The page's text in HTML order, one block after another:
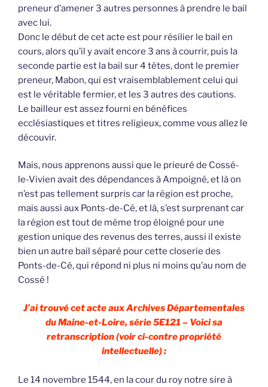
preneur d’amener 3 autres personnes à prendre le bail
avec lui.
Donc le début de cet acte est pour résilier le bail en
cours, alors qu’il y avait encore 3 ans à courrir, puis la
seconde partie est la bail sur 4 têtes, dont le premier
preneur, Mabon, qui est vraisemblablement celui qui
est le véritable fermier, et les 3 autres des cautions.
Le bailleur est assez fourni en bénéfices
ecclésiastiques et titres religieux, comme vous allez le
découvir.
Mais, nous apprenons aussi que le prieuré de Cossé-
le-Vivien avait des dépendances à Ampoigné, et là on
n’est pas tellement surpris car la région est proche,
mais aussi aux Ponts-de-Cé, et là, s’est surprenant car
la région est tout de même trop éloigné pour une
gestion unique des revenus des terres, aussi il existe
bien un autre bail séparé pour cette closerie des
Ponts-de-Cé, qui répond ni plus ni moins qu’au nom de
Cossé !
J’ai trouvé cet acte aux Archives Départementales
du Maine-et-Loire, série 5E121 – Voici sa
retranscription (voir ci-contre propriété
intellectuelle) :
Le 14 novembre 1544, en la cour du roy notre sire à